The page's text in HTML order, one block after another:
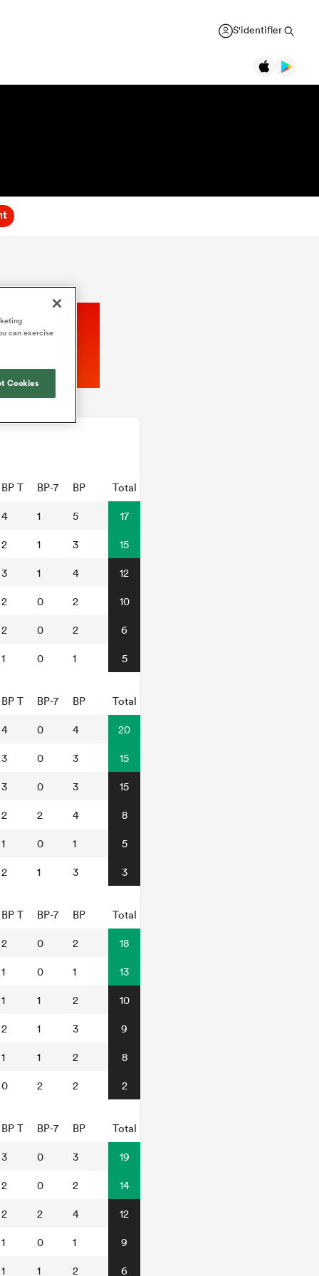
S'identifier
BP T BP-7 BP Total
4 1 5 17
2 1 3 15
3 1 4 12
2 0 2 10
2 0 2 6
1 0 1 5
BP T BP-7 BP Total
4 0 4 20
3 0 3 15
3 0 3 15
2 2 4 8
1 0 1 5
2 1 3 3
BP T BP-7 BP Total
2 0 2 18
1 0 1 13
1 1 2 10
2 1 3 9
1 1 2 8
0 2 2 2
BP T BP-7 BP Total
3 0 3 19
2 0 2 14
2 2 4 12
1 0 1 9
1 1 2 6
can exercise
Cookies